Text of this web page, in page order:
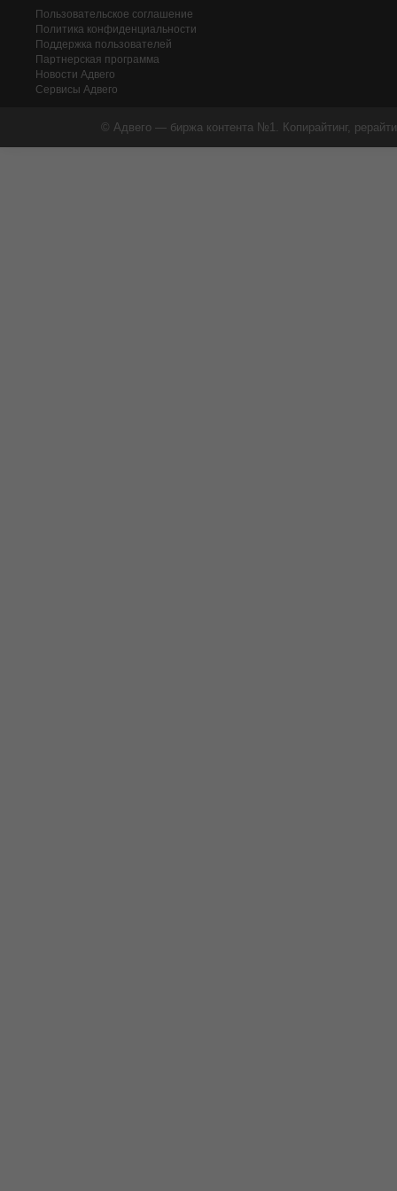
Пользовательское соглашение
Политика конфиденциальности
Поддержка пользователей
Партнерская программа
Новости Адвего
Сервисы Адвего
© Адвего — биржа контента №1. Копирайтинг,